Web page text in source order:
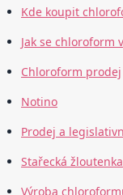
Kde koupit
Jak se chloroform
Chloroform prodej
Notino
Prodej a
Stařecká žloutenka
Výroba